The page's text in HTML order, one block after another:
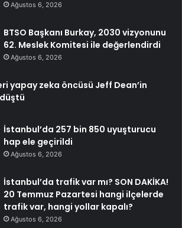
Ağustos 6, 2026
BTSO Başkanı Burkay, 2030 vizyonunu
62. Meslek Komitesi ile değerlendirdi
Ağustos 6, 2026
yapay zeka öncüsü Jeff Dean’in
İstanbul’da 257 bin 850 uyuşturucu
hap ele geçirildi
Ağustos 6, 2026
İstanbul’da trafik var mı? SON DAKİKA!
20 Temmuz Pazartesi hangi ilçelerde
trafik var, hangi yollar kapalı?
Ağustos 6, 2026